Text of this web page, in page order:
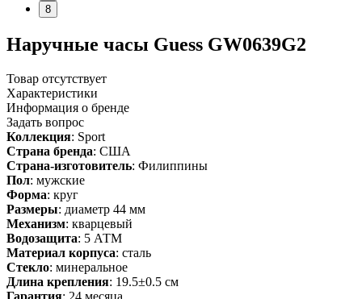
8
Наручные часы Guess GW0639G2
Товар отсутствует
Характеристики
Информация о бренде
Задать вопрос
Коллекция: Sport
Страна бренда: США
Страна-изготовитель: Филиппины
Пол: мужские
Форма: круг
Размеры: диаметр 44 мм
Механизм: кварцевый
Водозащита: 5 АТМ
Материал корпуса: сталь
Стекло: минеральное
Длина крепления: 19.5±0.5 см
Гарантия: 24 месяца